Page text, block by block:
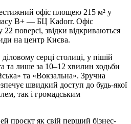
офіс площею 215 м² у
B+ — БЦ Kadorr. Офіс
поверсі, звідки відкриваються
на центр Києва.
серці столиці, у пішій
та лише за 10–12 хвилин ходьби
та «Вокзальна». Зручна
швидкий доступ до будь-якої
так і громадським
проєкт як свій перший бізнес-